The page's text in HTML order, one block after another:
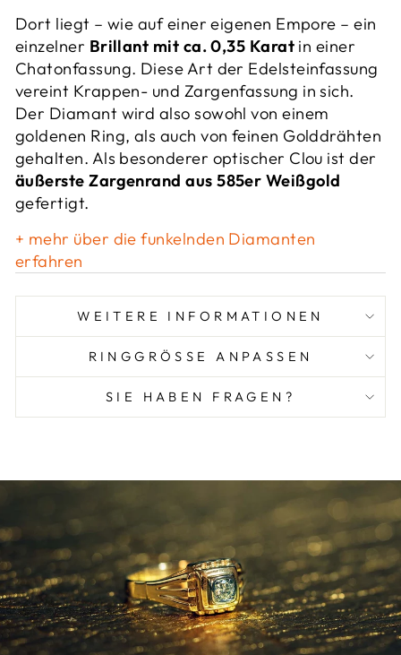
Dort liegt – wie auf einer eigenen Empore – ein
einzelner Brillant mit ca. 0,35 Karat in einer
Chatonfassung. Diese Art der Edelsteinfassung
vereint Krappen- und Zargenfassung in sich.
Der Diamant wird also sowohl von einem
goldenen Ring, als auch von feinen Golddrähten
gehalten. Als besonderer optischer Clou ist der
äußerste Zargenrand aus 585er Weißgold
gefertigt.
+ mehr über die funkelnden Diamanten
erfahren
WEITERE INFORMATIONEN
RINGGRÖSSE ANPASSEN
SIE HABEN FRAGEN?